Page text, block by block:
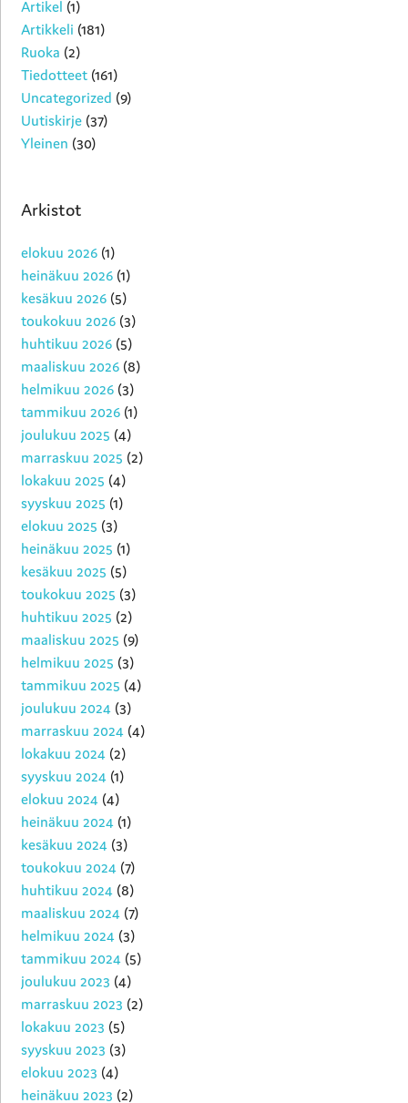
Artikel (1)
Artikkeli (181)
Ruoka (2)
Tiedotteet (161)
Uncategorized (9)
Uutiskirje (37)
Yleinen (30)
Arkistot
elokuu 2026 (1)
heinäkuu 2026 (1)
kesäkuu 2026 (5)
toukokuu 2026 (3)
huhtikuu 2026 (5)
maaliskuu 2026 (8)
helmikuu 2026 (3)
tammikuu 2026 (1)
joulukuu 2025 (4)
marraskuu 2025 (2)
lokakuu 2025 (4)
syyskuu 2025 (1)
elokuu 2025 (3)
heinäkuu 2025 (1)
kesäkuu 2025 (5)
toukokuu 2025 (3)
huhtikuu 2025 (2)
maaliskuu 2025 (9)
helmikuu 2025 (3)
tammikuu 2025 (4)
joulukuu 2024 (3)
marraskuu 2024 (4)
lokakuu 2024 (2)
syyskuu 2024 (1)
elokuu 2024 (4)
heinäkuu 2024 (1)
kesäkuu 2024 (3)
toukokuu 2024 (7)
huhtikuu 2024 (8)
maaliskuu 2024 (7)
helmikuu 2024 (3)
tammikuu 2024 (5)
joulukuu 2023 (4)
marraskuu 2023 (2)
lokakuu 2023 (5)
syyskuu 2023 (3)
elokuu 2023 (4)
heinäkuu 2023 (2)